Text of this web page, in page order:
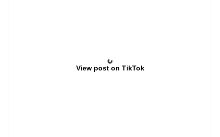
View post on TikTok